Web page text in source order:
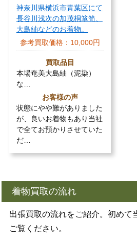
神奈川県横浜市青葉区にて
長谷川浅次の加茂桐箪笥、
大島紬などのお着物。
参考買取価格： 10,000円
買取品目
本場奄美大島紬（泥染）
な…
お客様の声
状態にやや難がありました
が、良いお着物もあり当社
で全てお預かりさせていた
だ…
着物買取の流れ
出張買取の流れをご紹介。初めて
ご覧ください。